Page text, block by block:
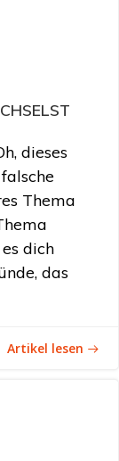
dieses
Thema
dich
das
Artikel lesen